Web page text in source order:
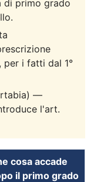
di primo grado
i fatti dal 1°
—
l'art.
cosa accade
il primo grado